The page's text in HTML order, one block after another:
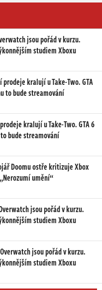
jsou pořád v kurzu.
studiem Xboxu
kralují u Take-Two. GTA
to bude streamování
kralují u Take-Two. GTA 6
bude streamování
Doomu ostře kritizuje Xbox
umění“
jsou pořád v kurzu.
studiem Xboxu
jsou pořád v kurzu.
studiem Xboxu